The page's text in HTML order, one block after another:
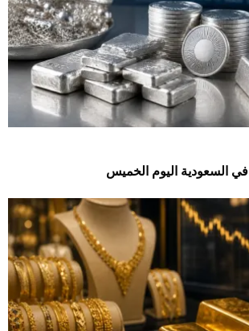
في السعودية اليوم الخميس